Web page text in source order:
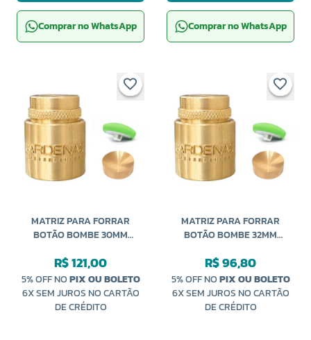
Comprar no WhatsApp Comprar no WhatsApp
MATRIZ PARA FORRAR
BOTÃO BOMBE 30MM
R$ 121,00
5% OFF NOPIX OU BOLETO
6X SEM JUROS NO CARTÃO
DE CRÉDITO
MATRIZ PARA FORRAR
BOTÃO BOMBE 32MM
R$ 96,80
5% OFF NOPIX OU BOLETO
6X SEM JUROS NO CARTÃO
DE CRÉDITO